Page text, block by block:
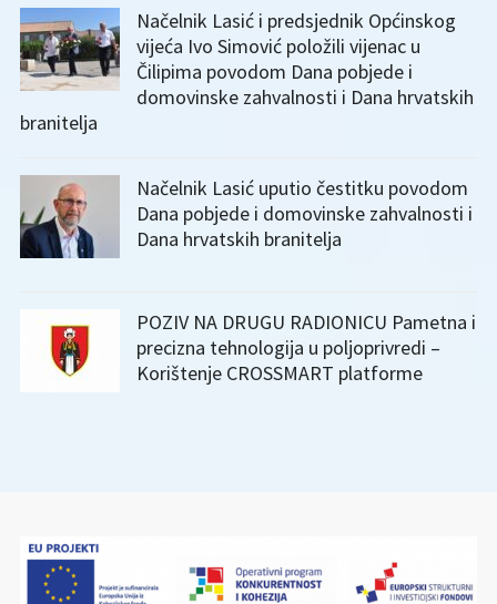
Načelnik Lasić i predsjednik Općinskog
vijeća Ivo Simović položili vijenac u
Čilipima povodom Dana pobjede i
domovinske zahvalnosti i Dana hrvatskih
branitelja
Načelnik Lasić uputio čestitku povodom
Dana pobjede i domovinske zahvalnosti i
Dana hrvatskih branitelja
POZIV NA DRUGU RADIONICU Pametna i
precizna tehnologija u poljoprivredi –
Korištenje CROSSMART platforme